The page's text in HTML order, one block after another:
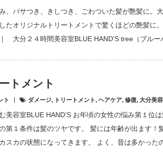
、パサつき、きしつき、ごわついた髪が艶髪に。
たオリジナルトリートメントで驚くほどの艶髪に
大分２４時間美容室BLUE HAND'S tree（ブル
トメント
ト ダメージ, トリートメント, ヘアケア, 修復, 大分美
美容室BLUE HAND'S お年頃の女性の悩み第１位
第１条件は髪のツヤです。 髪には年齢が出ます！
スカの状態になってきます。 よく、昔は多かった